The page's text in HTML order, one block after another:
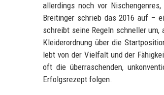
allerdings noch vor
Breitinger schrieb das 2016 auf –
schreibt seine Regeln schneller
Kleiderordnung über die
lebt von der Vielfalt und der
oft die überraschenden,
Erfolgsrezept folgen.